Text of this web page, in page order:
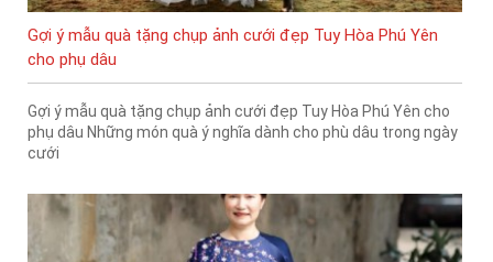
Gợi ý mẫu quà tặng chụp ảnh cưới đẹp Tuy Hòa Phú Yên
cho phụ dâu
Gợi ý mẫu quà tặng chụp ảnh cưới đẹp Tuy Hòa Phú Yên cho
phụ dâu Những món quà ý nghĩa dành cho phù dâu trong ngày
cưới